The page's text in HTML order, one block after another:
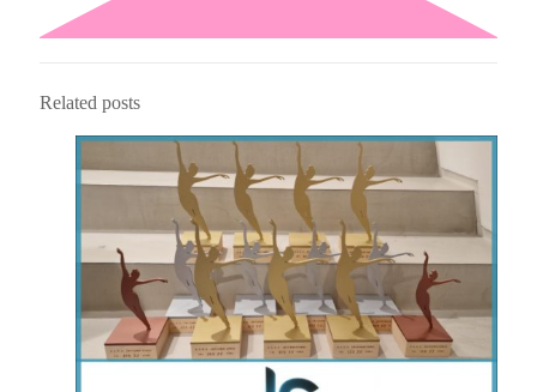
Related posts